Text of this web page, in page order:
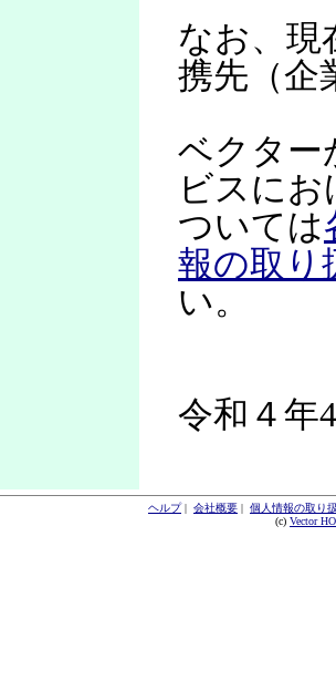
なお、現
携先（企
ベクター
ビスに
ついては
報の取り
い。
令和４年
ヘルプ| 会社概要 | 個人情報の取り
(c) Vector